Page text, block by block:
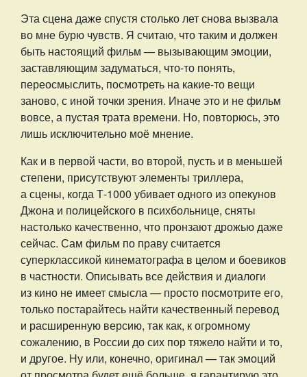
Эта сцена даже спустя столько лет снова вызвала
во мне бурю чувств. Я считаю, что таким и должен
быть настоящий фильм — вызывающим эмоции,
заставляющим задуматься, что-то понять,
переосмыслить, посмотреть на какие-то вещи
заново, с иной точки зрения. Иначе это и не фильм
вовсе, а пустая трата времени. Но, повторюсь, это
лишь исключительно моё мнение.
Как и в первой части, во второй, пусть и в меньшей
степени, присутствуют элементы триллера,
а сцены, когда Т-1000 убивает одного из опекунов
Джона и полицейского в психбольнице, сняты
настолько качественно, что пронзают дрожью даже
сейчас. Сам фильм по праву считается
суперклассикой кинематографа в целом и боевиков
в частности. Описывать все действия и диалоги
из кино не имеет смысла — просто посмотрите его,
только постарайтесь найти качественный перевод
и расширенную версию, так как, к огромному
сожалению, в России до сих пор тяжело найти и то,
и другое. Ну или, конечно, оригинал — так эмоций